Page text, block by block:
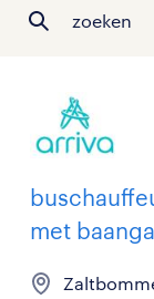
zoeken
met